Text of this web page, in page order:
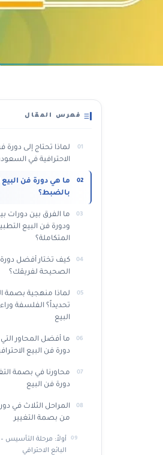
فهرس المقال
لماذا تحتاج إلى دورة
الاحترافية في
ما هي دورة فن البيع
بالضبط؟
ما الفرق بين دورات
ودورة فن البيع
المتكاملة؟
كيف تختار أفضل دورة
الصحيحة لفريقك؟
لماذا منهجية بصمة
تحديداً؟ الفلسفة
البيع
ما أفضل المحاور
دورة فن البيع
محاورنا في بصمة
دورة فن البيع
المراحل الثلاث في
من بصمة التغيير
أولاً: مرحلة التأسيس –
البائع الاحترافي